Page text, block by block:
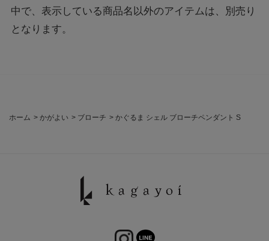
中で、表示している商品名以外のアイテムは、別売り
となります。
ホーム > かがよい > ブローチ > かぐるま シェル ブローチペンダント S